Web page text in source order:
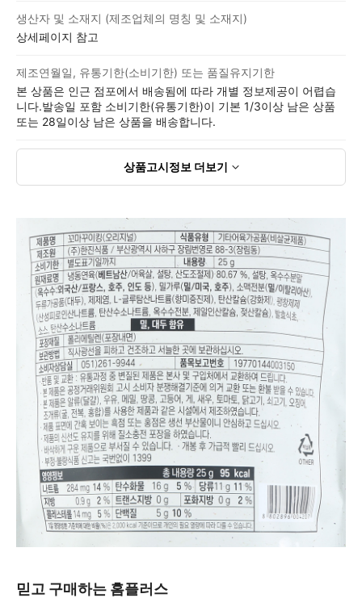
생산자 및 소재지 (제조업체의 명칭 및 소재지)
상세페이지 참고
제조연월일, 유통기한(소비기한) 또는 품질유지기한
본 상품은 인근 점포에서 배송됨에 따라 개별 정보제공이 어렵습
니다.발송일 포함 소비기한(유통기한)이 기본 1/3이상 남은 상품
또는 28일이상 남은 상품을 배송합니다.
상품고시정보 더보기
믿고 구매하는 홈플러스